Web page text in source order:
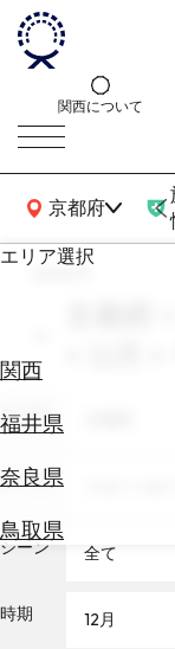
関西について
京都府
関西広域MAP
エリア選択
関西
福井県
奈良県
鳥取県
エ
券
テ
を
search
京都
× 12月
エリア
テーマ スポーツ&
シーン 全て
時期 12月